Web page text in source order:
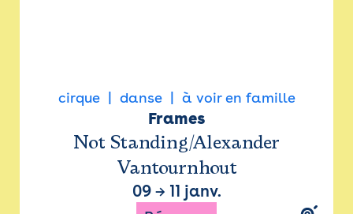
cirque danse à voir en famille
Frames
Not Standing/Alexander
Vantournhout
09→ 11 janv.